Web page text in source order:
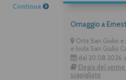
Continua
Omaggio a
Orta San Giulio
e Isola San Giulio
dal 20.08.2026
Elegia del
scapigliate